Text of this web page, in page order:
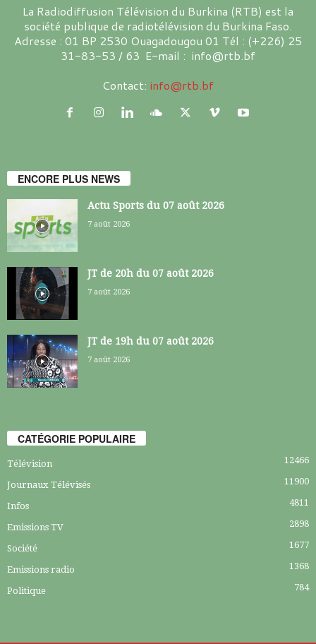
La Radiodiffusion Télévision du Burkina (RTB) est la
société publique de radiotélévision du Burkina Faso.
Adresse : 01 BP 2530 Ouagadougou 01 Tél : (+226) 25
31-83-53 / 63 E-mail : info@rtb.bf
Contact: info@rtb.bf
ENCORE PLUS NEWS
Actu Sports du 07 août 2026
7 août 2026
JT de 20h du 07 août 2026
7 août 2026
JT de 19h du 07 août 2026
7 août 2026
CATÉGORIE POPULAIRE
Télévision 12466
Journaux Télévisés 11900
Infos 4811
Emissions TV 2898
Société 1677
Emissions radio 1368
Politique 784